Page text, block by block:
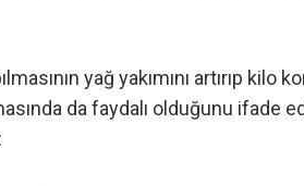
yağ yakımını artırıp kilo
da faydalı olduğunu ifade